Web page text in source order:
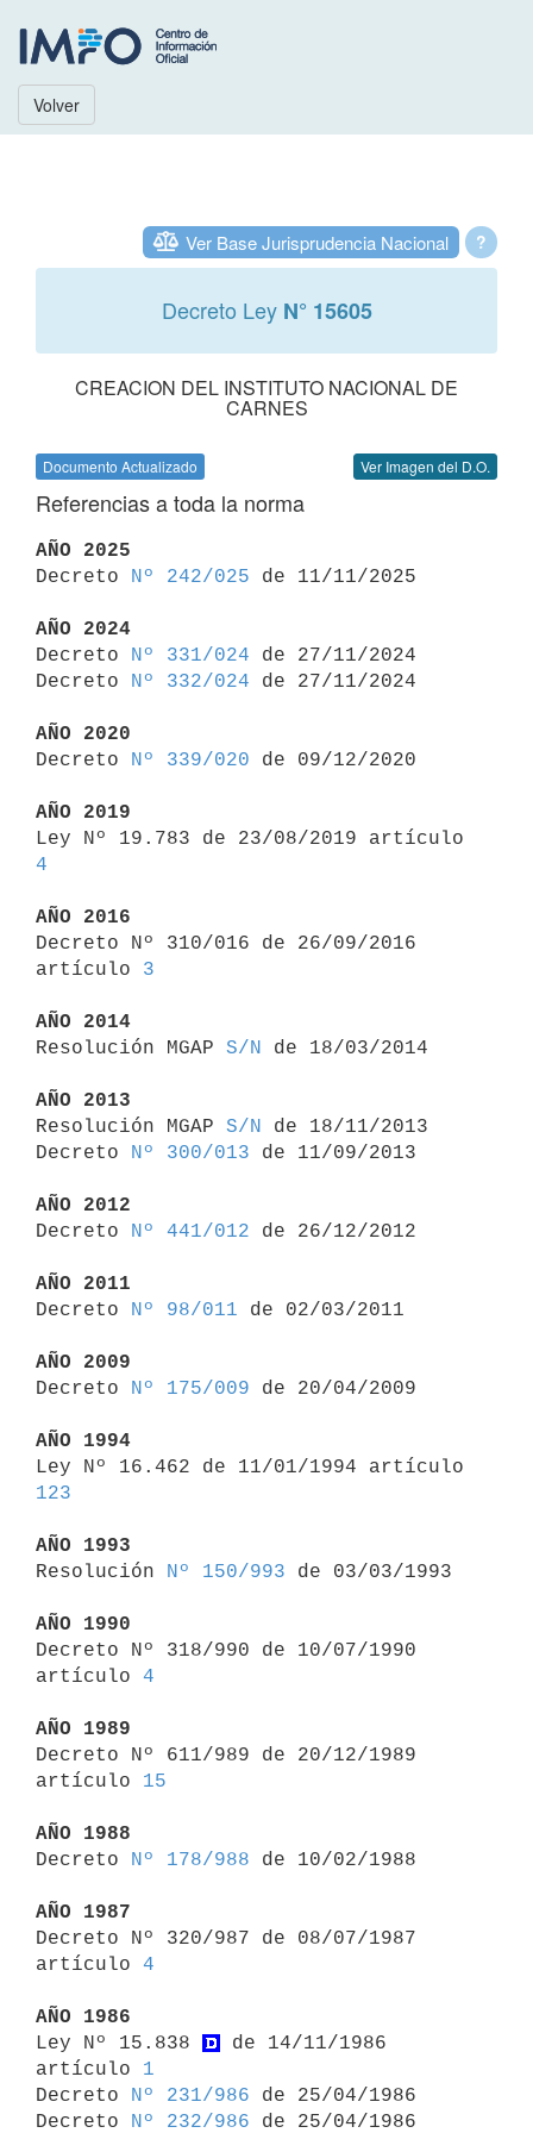
Volver
?
Ver Base Jurisprudencia Nacional
Decreto Ley N° 15605
CREACION DEL INSTITUTO NACIONAL DE
CARNES
Documento Actualizado Ver Imagen del D.O.
Referencias a toda la norma
AÑO 2025
Decreto
Nº 242/025 de 11/11/2025
AÑO 2024
Decreto
Nº 331/024 de 27/11/2024
Decreto
Nº 332/024 de 27/11/2024
AÑO 2020
Decreto
Nº 339/020 de 09/12/2020
AÑO 2019
4
AÑO 2016
Decreto Nº 310/016 de 26/09/2016
artículo 3
AÑO 2014
Resolución MGAP S/N de 18/03/2014
AÑO 2013
Resolución MGAP S/N
de 18/11/2013
Decreto
Nº 300/013 de 11/09/2013
AÑO 2012
Decreto
Nº 441/012 de 26/12/2012
AÑO 2011
Decreto
Nº 98/011 de 02/03/2011
AÑO 2009
Decreto
Nº 175/009 de 20/04/2009
AÑO 1994
123
AÑO 1993
Resolución
Nº 150/993 de 03/03/1993
AÑO 1990
Decreto Nº 318/990 de 10/07/1990
artículo 4
AÑO 1989
Decreto Nº 611/989 de 20/12/1989
artículo 15
AÑO 1988
Decreto
Nº 178/988 de 10/02/1988
AÑO 1987
Decreto Nº 320/987 de 08/07/1987
artículo 4
AÑO 1986
Ley Nº 15.838
de 14/11/1986
artículo 1
Decreto
Nº 231/986 de 25/04/1986
Decreto
Nº 232/986 de 25/04/1986